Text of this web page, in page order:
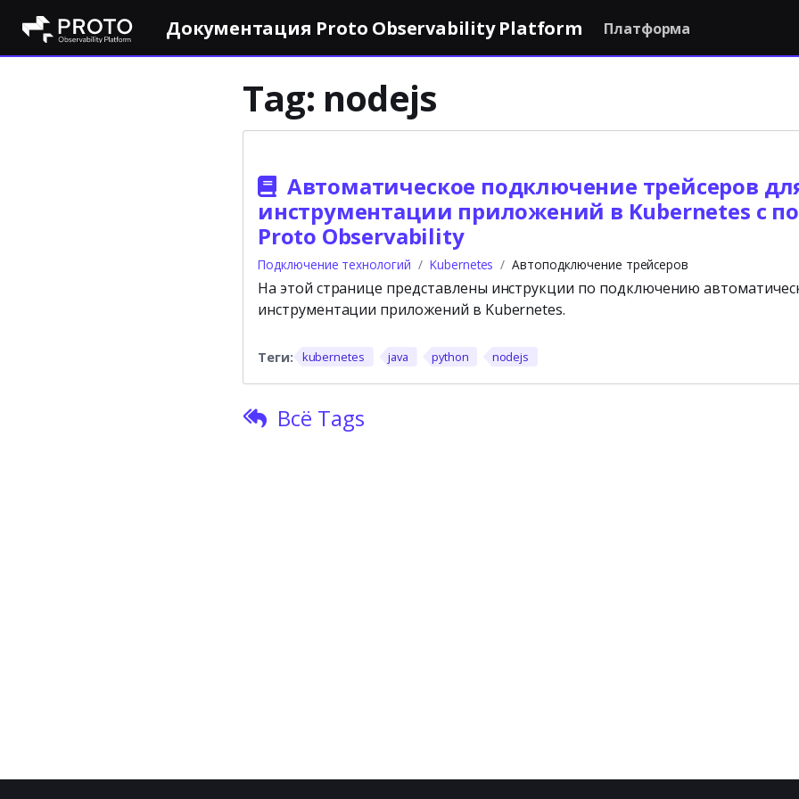
Документация Proto Observability Platform Платформа
Tag: nodejs
Автоматическое подключение трейсеров
инструментации приложений в Kubernetes с
Proto Observability
Подключение технологий Kubernetes Автоподключение трейсеров
На этой странице представлены инструкции по подключению
инструментации приложений в Kubernetes.
kubernetes java python nodejs
Всё Tags